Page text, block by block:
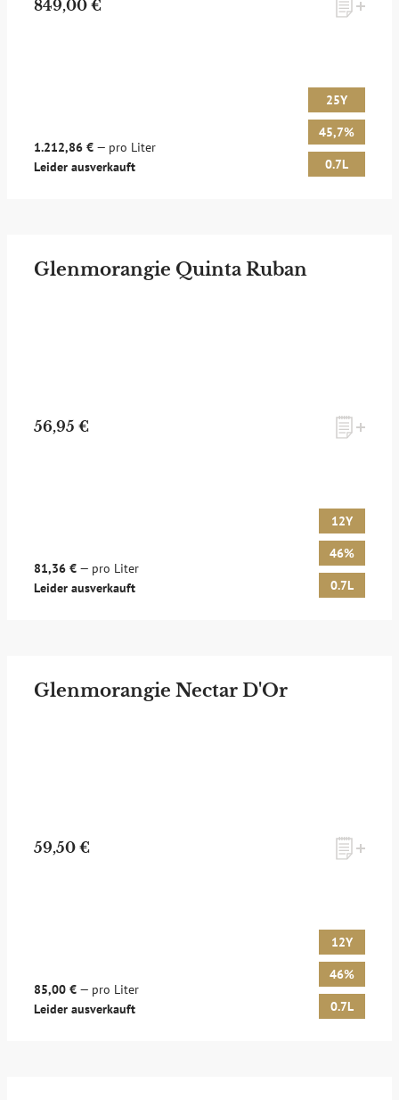
849,00 €
1.212,86 € — pro Liter
Leider ausverkauft
25Y
45,7%
0.7L
Glenmorangie Quinta Ruban
56,95 €
81,36 € — pro Liter
Leider ausverkauft
12Y
46%
0.7L
Glenmorangie Nectar D'Or
59,50 €
85,00 € — pro Liter
Leider ausverkauft
12Y
46%
0.7L